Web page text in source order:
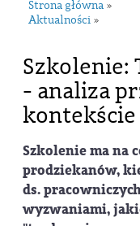
Strona główna »
Aktualności »
- analiza
Szkolenie ma na
prodziekanów,
ds.
wyzwaniami,